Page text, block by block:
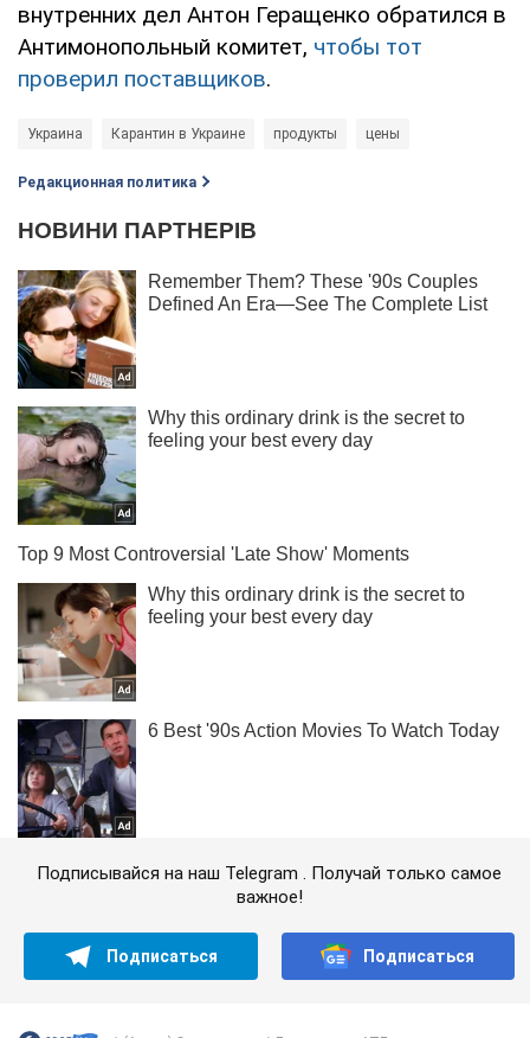
внутренних дел Антон Геращенко обратился в
Антимонопольный комитет, чтобы тот
проверил поставщиков.
Украина Карантин в Украине продукты цены
Редакционная политика
Подписывайся на наш Telegram . Получай только самое
важное!
Подписаться Подписаться